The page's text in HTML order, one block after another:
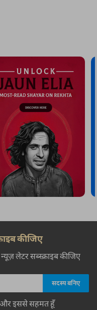
कीजिए
लेटर सब्स्क्राइब कीजिए
इससे सहमत हूँ